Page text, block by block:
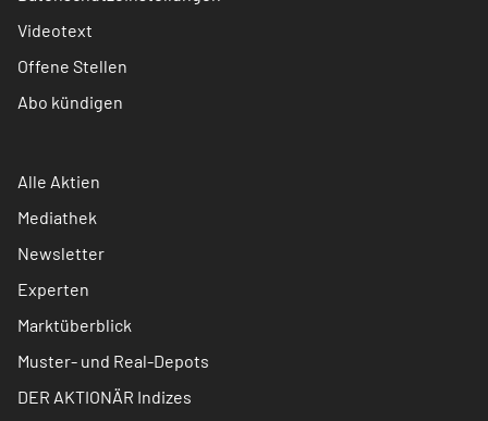
Videotext
Offene Stellen
Abo kündigen
Alle Aktien
Mediathek
Newsletter
Experten
Marktüberblick
Muster- und Real-Depots
DER AKTIONÄR Indizes